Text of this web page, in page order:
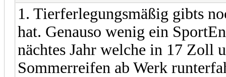
1. Tierferlegungsmäßig gibts
hat. Genauso wenig ein
nächtes Jahr welche in 17 Zoll
Sommerreifen ab Werk